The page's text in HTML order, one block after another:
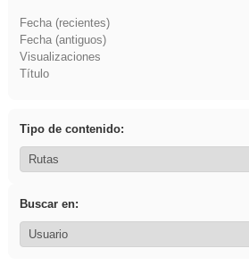
Fecha (recientes)
Fecha (antiguos)
Visualizaciones
Título
Tipo de contenido:
Buscar en: